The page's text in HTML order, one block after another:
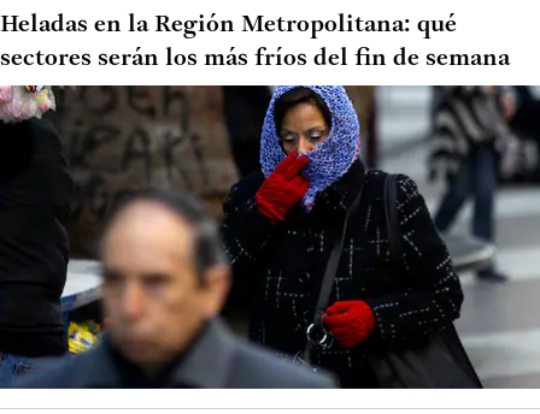
Heladas en la Región Metropolitana: qué
sectores serán los más fríos del fin de semana